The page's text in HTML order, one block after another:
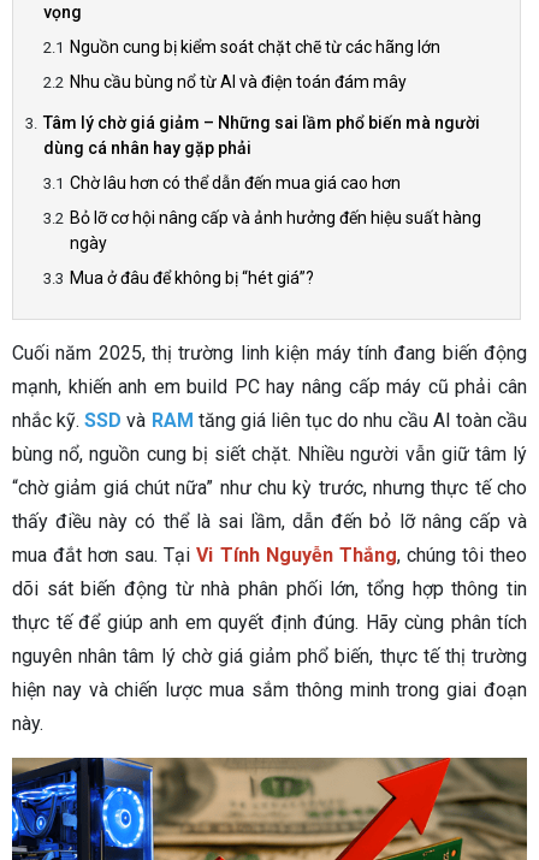
vọng
Nguồn cung bị kiểm soát chặt chẽ từ các hãng lớn
Nhu cầu bùng nổ từ AI và điện toán đám mây
Tâm lý chờ giá giảm – Những sai lầm phổ biến mà người
dùng cá nhân hay gặp phải
Chờ lâu hơn có thể dẫn đến mua giá cao hơn
Bỏ lỡ cơ hội nâng cấp và ảnh hưởng đến hiệu suất hàng
ngày
Mua ở đâu để không bị “hét giá”?
Cuối năm 2025, thị trường linh kiện máy tính đang biến động
mạnh, khiến anh em build PC hay nâng cấp máy cũ phải cân
nhắc kỹ.SSD và RAM tăng giá liên tục do nhu cầu AI toàn cầu
bùng nổ, nguồn cung bị siết chặt. Nhiều người vẫn giữ tâm lý
“chờ giảm giá chút nữa” như chu kỳ trước, nhưng thực tế cho
thấy điều này có thể là sai lầm, dẫn đến bỏ lỡ nâng cấp và
mua đắt hơn sau. TạiVi Tính Nguyễn Thắng, chúng tôi theo
dõi sát biến động từ nhà phân phối lớn, tổng hợp thông tin
thực tế để giúp anh em quyết định đúng. Hãy cùng phân tích
nguyên nhân tâm lý chờ giá giảm phổ biến, thực tế thị trường
hiện nay và chiến lược mua sắm thông minh trong giai đoạn
này.